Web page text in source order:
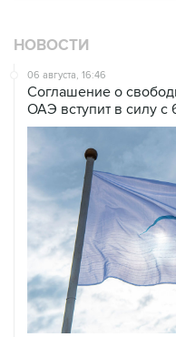
НОВОСТИ
06 августа, 16:46
Соглашение о
ОАЭ вступит в силу с